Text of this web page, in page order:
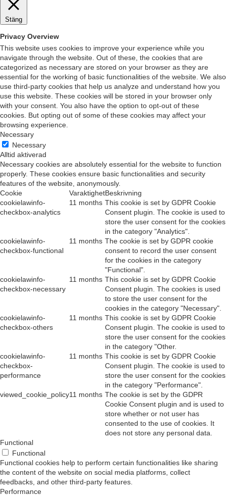
Stäng
Privacy Overview
This website uses cookies to improve your experience while you
navigate through the website. Out of these, the cookies that are
categorized as necessary are stored on your browser as they are
essential for the working of basic functionalities of the website. We also
use third-party cookies that help us analyze and understand how you
use this website. These cookies will be stored in your browser only
with your consent. You also have the option to opt-out of these
cookies. But opting out of some of these cookies may affect your
browsing experience.
Necessary
Necessary
Alltid aktiverad
Necessary cookies are absolutely essential for the website to function
properly. These cookies ensure basic functionalities and security
features of the website, anonymously.
Cookie
VaraktighetBeskrivning
cookielawinfo-
checkbox-analytics
11 months This cookie is set by GDPR Cookie
Consent plugin. The cookie is used to
store the user consent for the cookies
in the category "Analytics".
cookielawinfo-
checkbox-functional
11 months The cookie is set by GDPR cookie
consent to record the user consent
for the cookies in the category
"Functional".
cookielawinfo-
checkbox-necessary
11 months This cookie is set by GDPR Cookie
Consent plugin. The cookies is used
to store the user consent for the
cookies in the category "Necessary".
cookielawinfo-
checkbox-others
11 months This cookie is set by GDPR Cookie
Consent plugin. The cookie is used to
store the user consent for the cookies
in the category "Other.
cookielawinfo-
checkbox-
performance
11 months This cookie is set by GDPR Cookie
Consent plugin. The cookie is used to
store the user consent for the cookies
in the category "Performance".
viewed_cookie_policy11 months The cookie is set by the GDPR
Cookie Consent plugin and is used to
store whether or not user has
consented to the use of cookies. It
does not store any personal data.
Functional
Functional
Functional cookies help to perform certain functionalities like sharing
the content of the website on social media platforms, collect
feedbacks, and other third-party features.
Performance